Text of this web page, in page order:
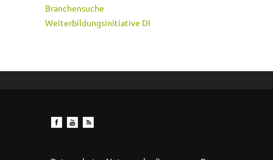
Branchensuche
Weiterbildungsinitiative DI